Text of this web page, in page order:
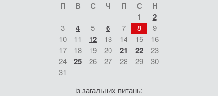
П В С Ч П С Н
1 2
3 4 5 6 7 8
9
10
11 12 13 14 15
16
17
18 19 20 21 22
23
24
25 26 27 28 29
30
31
із загальних питань: